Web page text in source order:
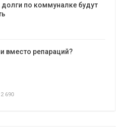
долги по коммуналке будут
вместо репараций?
690